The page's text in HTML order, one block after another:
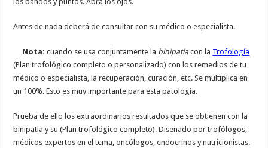
Antes de nada deberá de consultar con su médico o especialista.
Nota:cuando se usa conjuntamente la binipatiacon la Trofología
(Plan trofológico completo o personalizado) con los remedios de tu
médico o especialista, la recuperación, curación, etc. Se multiplica en
un 100%. Esto es muy importante para esta patología.
Prueba de ello los extraordinarios resultados que se obtienen con la
binipatia y su (Plan trofológico completo). Diseñado por trofólogos,
médicos expertos en el tema, oncólogos, endocrinos y nutricionistas.